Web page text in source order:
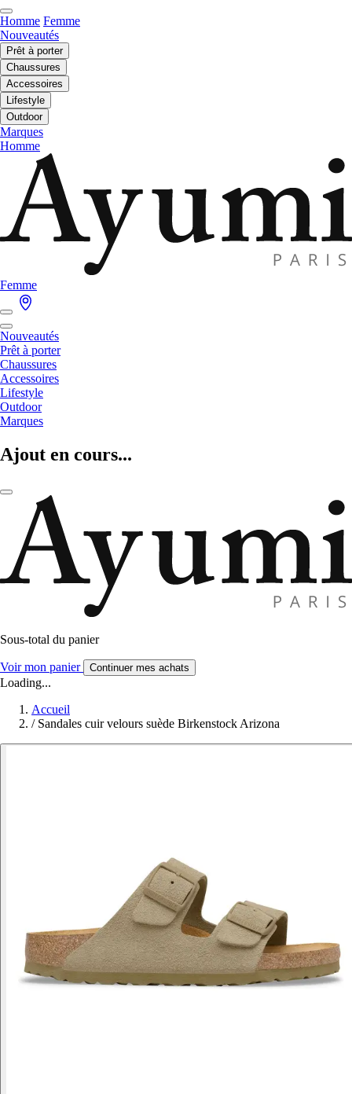
Homme Femme
Nouveautés
Prêt à porter
Chaussures
Accessoires
Lifestyle
Outdoor
Marques
Homme
Femme
Nouveautés
Prêt à porter
Chaussures
Accessoires
Lifestyle
Outdoor
Marques
Ajout en cours...
Sous-total du panier
Voir mon panier Continuer mes achats
Loading...
Accueil
/ Sandales cuir velours suède Birkenstock Arizona